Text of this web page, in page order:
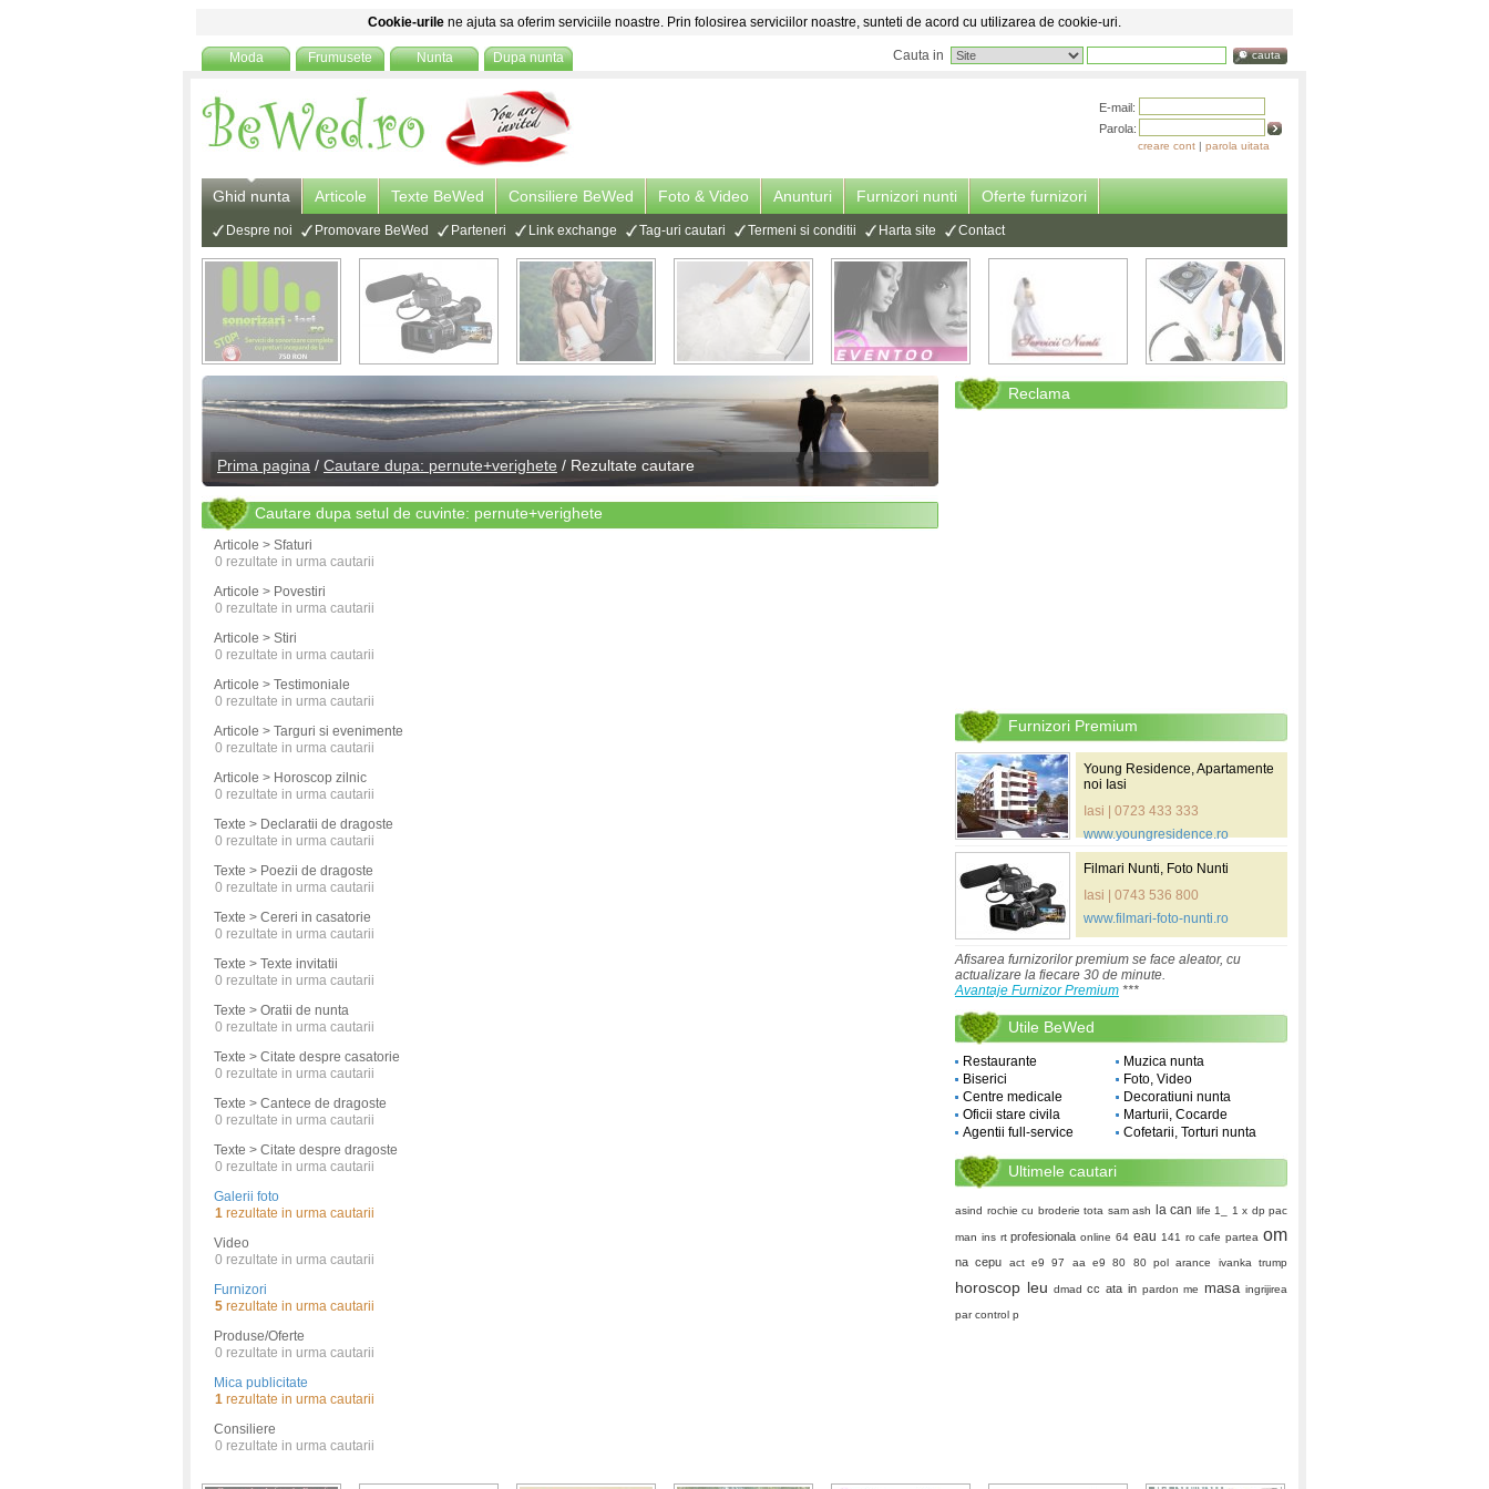
Cookie-urile ne ajuta sa oferim serviciile noastre. Prin folosirea serviciilor noastre, sunteti de acord cu utilizarea de cookie-uri.
Moda Frumusete Nunta Dupa nunta Cauta in cauta
E-mail:
Parola:
creare cont | parola uitata
Ghid nunta Articole Texte BeWed Consiliere BeWed Foto & Video Anunturi Furnizori nunti Oferte furnizori
Despre noi Promovare BeWed Parteneri Link exchange Tag-uri cautari Termeni si conditii Harta site Contact
Prima pagina / Cautare dupa: pernute+verighete / Rezultate cautare
Cautare dupa setul de cuvinte: pernute+verighete
Articole > Sfaturi
0 rezultate in urma cautarii
Articole > Povestiri
0 rezultate in urma cautarii
Articole > Stiri
0 rezultate in urma cautarii
Articole > Testimoniale
0 rezultate in urma cautarii
Articole > Targuri si evenimente
0 rezultate in urma cautarii
Articole > Horoscop zilnic
0 rezultate in urma cautarii
Texte > Declaratii de dragoste
0 rezultate in urma cautarii
Texte > Poezii de dragoste
0 rezultate in urma cautarii
Texte > Cereri in casatorie
0 rezultate in urma cautarii
Texte > Texte invitatii
0 rezultate in urma cautarii
Texte > Oratii de nunta
0 rezultate in urma cautarii
Texte > Citate despre casatorie
0 rezultate in urma cautarii
Texte > Cantece de dragoste
0 rezultate in urma cautarii
Texte > Citate despre dragoste
0 rezultate in urma cautarii
Galerii foto
1 rezultate in urma cautarii
Video
0 rezultate in urma cautarii
Furnizori
5 rezultate in urma cautarii
Produse/Oferte
0 rezultate in urma cautarii
Mica publicitate
1 rezultate in urma cautarii
Consiliere
0 rezultate in urma cautarii
Reclama
Furnizori Premium
Young Residence, Apartamente
noi Iasi
Iasi | 0723 433 333
www.youngresidence.ro
Filmari Nunti, Foto Nunti
Iasi | 0743 536 800
www.filmari-foto-nunti.ro
Afisarea furnizorilor premium se face aleator, cu
actualizare la fiecare 30 de minute.
Avantaje Furnizor Premium ***
Utile BeWed
Restaurante
Biserici
Centre medicale
Oficii stare civila
Agentii full-service
Muzica nunta
Foto, Video
Decoratiuni nunta
Marturii, Cocarde
Cofetarii, Torturi nunta
Ultimele cautari
asind rochie cu broderie tota sam ash la can life 1_ 1 x dp pac
man ins rt profesionala online 64 eau 141 ro cafe partea om
na cepu act e9 97 aa e9 80 80 pol arance ivanka trump
horoscop leu dmad cc ata in pardon me masa ingrijirea
par control p